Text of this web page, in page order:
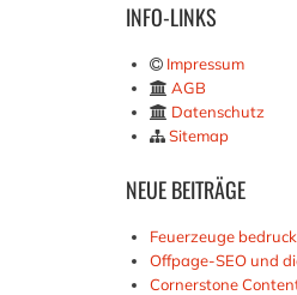
INFO-LINKS
Impressum
AGB
Datenschutz
Sitemap
NEUEBEITRÄGE
Feuerzeuge
Offpage-SEO und
Cornerstone